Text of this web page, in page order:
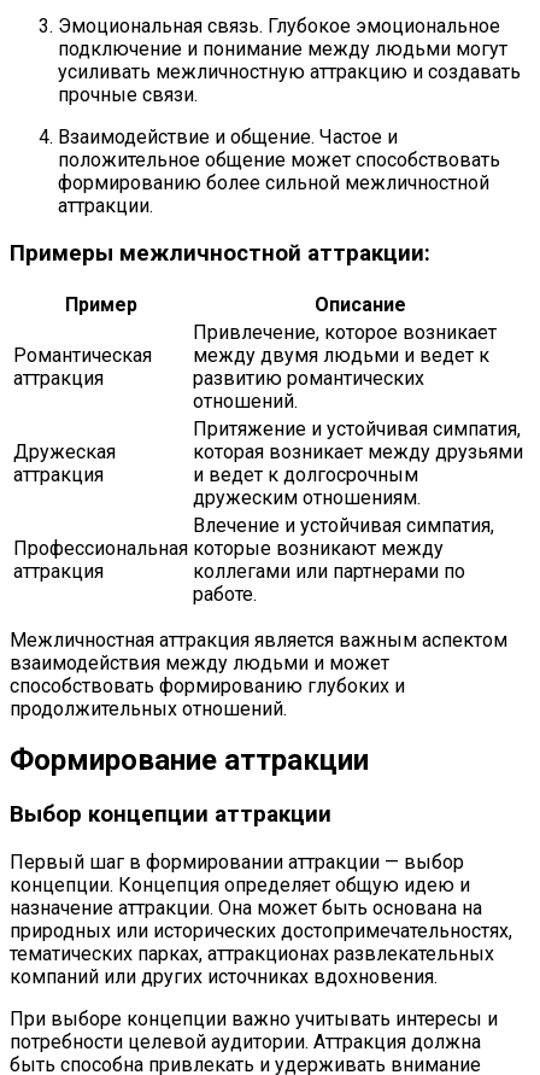
Эмоциональная связь. Глубокое эмоциональное
подключение и понимание между людьми могут
усиливать межличностную аттракцию и создавать
прочные связи.
Взаимодействие и общение. Частое и
положительное общение может способствовать
формированию более сильной межличностной
аттракции.
Примеры межличностной аттракции:
Пример Описание
Романтическая
аттракция
Привлечение, которое возникает
между двумя людьми и ведет к
развитию романтических
отношений.
Дружеская
аттракция
Притяжение и устойчивая симпатия,
которая возникает между друзьями
и ведет к долгосрочным
дружеским отношениям.
Профессиональная
аттракция
Влечение и устойчивая симпатия,
которые возникают между
коллегами или партнерами по
работе.
Межличностная аттракция является важным аспектом
взаимодействия между людьми и может
способствовать формированию глубоких и
продолжительных отношений.
Формирование аттракции
Выбор концепции аттракции
Первый шаг в формировании аттракции — выбор
концепции. Концепция определяет общую идею и
назначение аттракции. Она может быть основана на
природных или исторических достопримечательностях,
тематических парках, аттракционах развлекательных
компаний или других источниках вдохновения.
При выборе концепции важно учитывать интересы и
потребности целевой аудитории. Аттракция должна
быть способна привлекать и удерживать внимание